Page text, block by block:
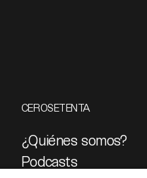
CEROSETENTA
¿Quiénes somos?
Podcasts